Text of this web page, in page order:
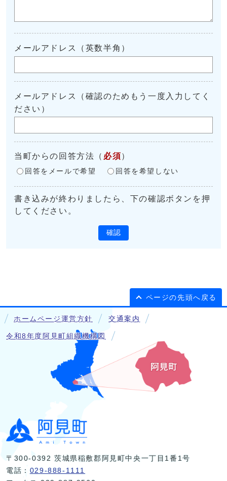
メールアドレス（英数半角）
メールアドレス（確認のためもう一度入力してく
ださい）
当町からの回答方法 （ 必須 ）
回答をメールで希望 回答を希望しない
書き込みが終わりましたら、下の確認ボタンを押
してください。
確認
ページの先頭へ戻る
ホームページ運営方針 交通案内
令和8年度阿見町組織機構図
〒300-0392 茨城県稲敷郡阿見町中央一丁目1番1号
電話： 029-888-1111